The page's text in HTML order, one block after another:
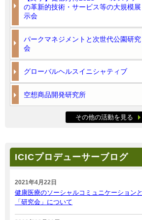
の革新的技術・サービス等の大規模展
示会
パークマネジメントと次世代公園研究
会
グローバルヘルスイニシャティブ
空想商品開発研究所
その他の活動を見る
ICICプロデューサーブログ
2021年4月22日
健康医療のソーシャルコミュニケーションと
「研究会」について